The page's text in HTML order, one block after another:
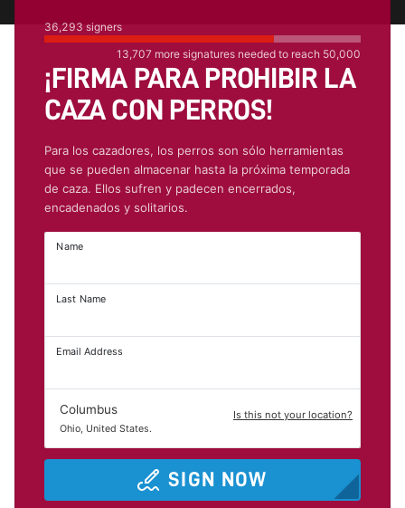
36,293 signers
13,707 more signatures needed to reach 50,000
¡FIRMA PARA PROHIBIR LA
CAZA CON PERROS!
Para los cazadores, los perros son sólo herramientas
que se pueden almacenar hasta la próxima temporada
de caza. Ellos sufren y padecen encerrados,
encadenados y solitarios.
Name
Last Name
Email Address
Columbus
Ohio, United States.
Is this not your location?
SIGN NOW